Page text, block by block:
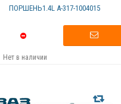
ПОРШЕНЬ1.4L А-317-1004015
Нет в наличии